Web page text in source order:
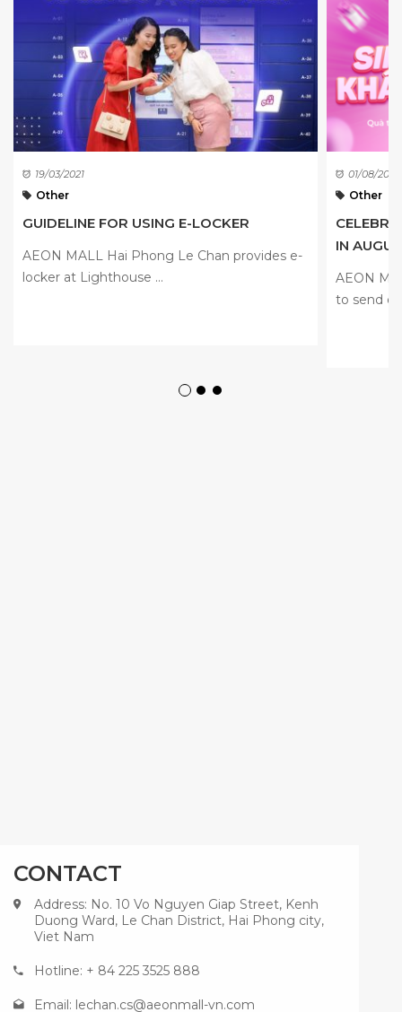
19/03/2021
Other
GUIDELINE FOR USING E-LOCKER
AEON MALL Hai Phong Le Chan provides e-
locker at Lighthouse ...
01/08/2026
Other
IN
AEON
to send
CONTACT
Address: No. 10 Vo Nguyen Giap Street, Kenh
Duong Ward, Le Chan District, Hai Phong city,
Viet Nam
Hotline: + 84 225 3525 888
Email: lechan.cs@aeonmall-vn.com